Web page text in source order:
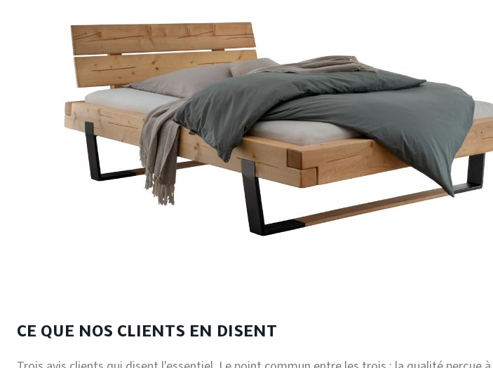
CE QUE NOS CLIENTS EN DISENT